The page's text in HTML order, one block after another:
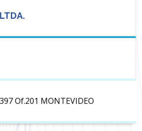
Of.201 MONTEVIDEO